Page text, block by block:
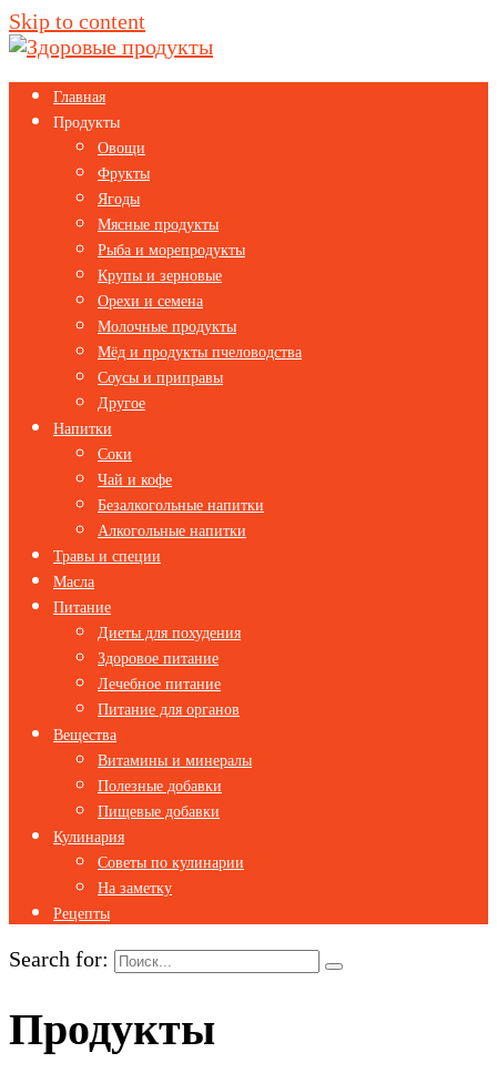
Skip to content
Главная
Продукты
Овощи
Фрукты
Ягоды
Мясные продукты
Рыба и морепродукты
Крупы и зерновые
Орехи и семена
Молочные продукты
Мёд и продукты пчеловодства
Соусы и приправы
Другое
Напитки
Соки
Чай и кофе
Безалкогольные напитки
Алкогольные напитки
Травы и специи
Масла
Питание
Диеты для похудения
Здоровое питание
Лечебное питание
Питание для органов
Вещества
Витамины и минералы
Полезные добавки
Пищевые добавки
Кулинария
Советы по кулинарии
На заметку
Рецепты
Search for:
Продукты